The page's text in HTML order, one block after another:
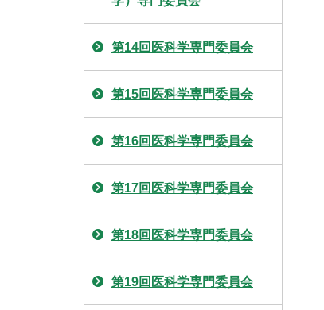
第14回医科学専門委員会
第15回医科学専門委員会
第16回医科学専門委員会
第17回医科学専門委員会
第18回医科学専門委員会
第19回医科学専門委員会